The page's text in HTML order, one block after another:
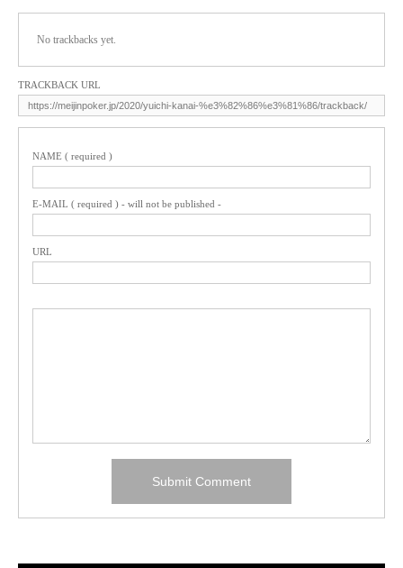
No trackbacks yet.
TRACKBACK URL
NAME ( required )
E-MAIL ( required ) - will not be published -
URL